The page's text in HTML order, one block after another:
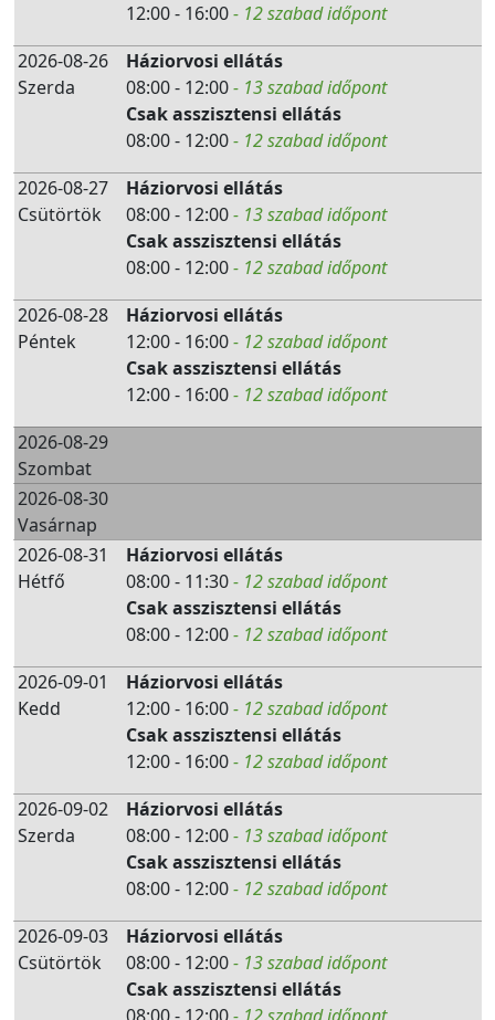
12:00 - 16:00- 12 szabad időpont
2026-08-26
Szerda
Háziorvosi ellátás
08:00 - 12:00- 13 szabad időpont
Csak asszisztensi ellátás
08:00 - 12:00- 12 szabad időpont
2026-08-27
Csütörtök
Háziorvosi ellátás
08:00 - 12:00- 13 szabad időpont
Csak asszisztensi ellátás
08:00 - 12:00- 12 szabad időpont
2026-08-28
Péntek
Háziorvosi ellátás
12:00 - 16:00- 12 szabad időpont
Csak asszisztensi ellátás
12:00 - 16:00- 12 szabad időpont
2026-08-29
Szombat
2026-08-30
Vasárnap
2026-08-31
Hétfő
Háziorvosi ellátás
08:00 - 11:30- 12 szabad időpont
Csak asszisztensi ellátás
08:00 - 12:00- 12 szabad időpont
2026-09-01
Kedd
Háziorvosi ellátás
12:00 - 16:00- 12 szabad időpont
Csak asszisztensi ellátás
12:00 - 16:00- 12 szabad időpont
2026-09-02
Szerda
Háziorvosi ellátás
08:00 - 12:00- 13 szabad időpont
Csak asszisztensi ellátás
08:00 - 12:00- 12 szabad időpont
2026-09-03
Csütörtök
Háziorvosi ellátás
08:00 - 12:00- 13 szabad időpont
Csak asszisztensi ellátás